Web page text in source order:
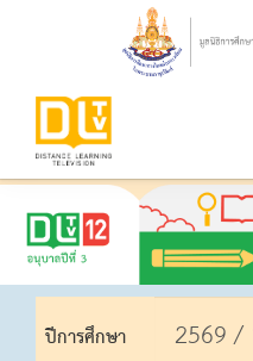
ปีการศึกษา